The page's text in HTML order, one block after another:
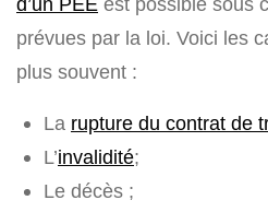
prévues par la loi. Voici les
plus souvent :
La rupture du contrat de
L’invalidité;
Le décès ;